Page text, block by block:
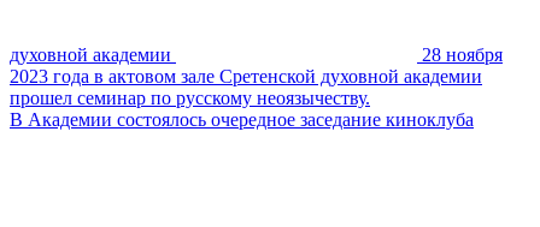
духовной академии
28 ноября
2023 года в актовом зале Сретенской духовной академии
прошел семинар по русскому неоязычеству.
В Академии состоялось очередное заседание киноклуба